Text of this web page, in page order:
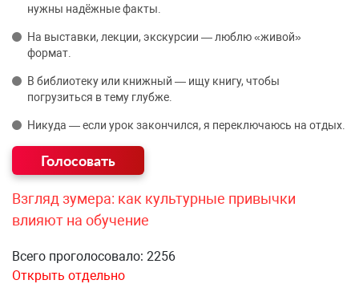
нужны надёжные факты.
На выставки, лекции, экскурсии — люблю «живой»
формат.
В библиотеку или книжный — ищу книгу, чтобы
погрузиться в тему глубже.
Никуда — если урок закончился, я переключаюсь на отдых.
Взгляд зумера: как культурные привычки
влияют на обучение
Всего проголосовало: 2256
Открыть отдельно